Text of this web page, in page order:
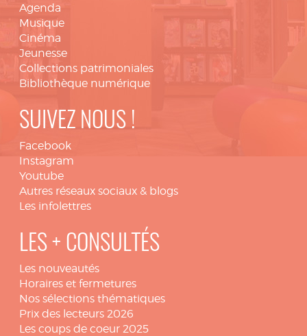
Agenda
Musique
Cinéma
Jeunesse
Collections patrimoniales
Bibliothèque numérique
SUIVEZ NOUS !
Facebook
Instagram
Youtube
Autres réseaux sociaux & blogs
Les infolettres
LES + CONSULTÉS
Les nouveautés
Horaires et fermetures
Nos sélections thématiques
Prix des lecteurs 2026
Les coups de coeur 2025